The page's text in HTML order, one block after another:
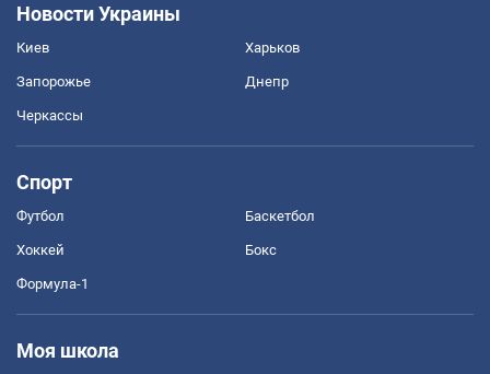
Новости Украины
Киев Харьков
Запорожье Днепр
Черкассы
Спорт
Футбол Баскетбол
Хоккей Бокс
Формула-1
Моя школа